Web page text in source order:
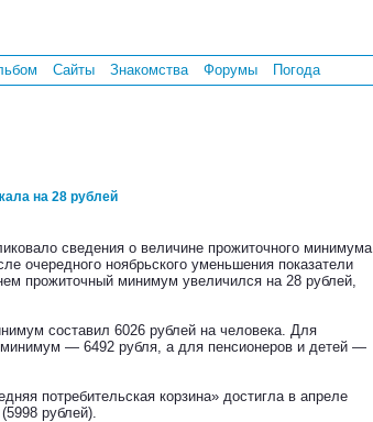
Сайты Знакомства Форумы Погода
на 28 рублей
сведения о величине прожиточного минимума
очередного ноябрьского уменьшения показатели
прожиточный минимум увеличился на 28 рублей,
составил 6026 рублей на человека. Для
минимум — 6492 рубля, а для пенсионеров и детей —
потребительская корзина» достигла в апреле
рублей).